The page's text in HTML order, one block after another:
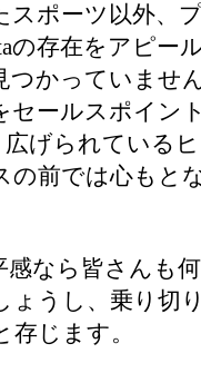
スポーツ以外、
の存在をアピー
つかっていませ
セールスポイン
広げられている
の前では心もと
感なら皆さんも
ょうし、乗り切
じます。